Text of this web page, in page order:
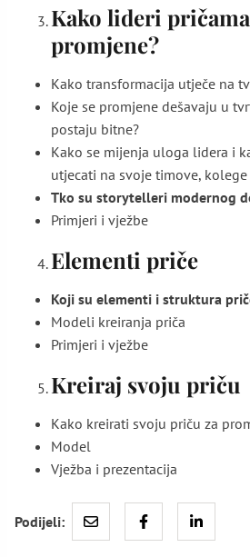
Kako lideri
promjene?
Kako transformacija utječe na
Koje se promjene dešavaju u
postaju bitne?
Kako se mijenja uloga lidera i
utjecati na svoje timove,
Tko su storytelleri modernog
Primjeri i vježbe
Elementi priče
Koji su elementi i struktura
Modeli kreiranja priča
Primjeri i vježbe
Kreiraj svoju priču
Kako kreirati svoju priču za
Model
Vježba i prezentacija
Podijeli: